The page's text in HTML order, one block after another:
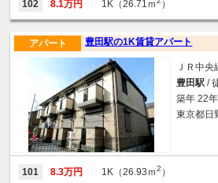
102 8.1万円 1K（26.71ｍ ）
豊田駅の1K賃貸アパート
アパート
ＪＲ中央
豊田駅 /
築年 22
東京都日
101 8.3万円 1K（26.93ｍ2 ）